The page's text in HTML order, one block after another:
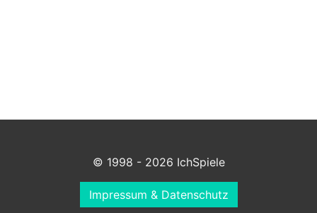
© 1998 - 2026 IchSpiele
Impressum & Datenschutz